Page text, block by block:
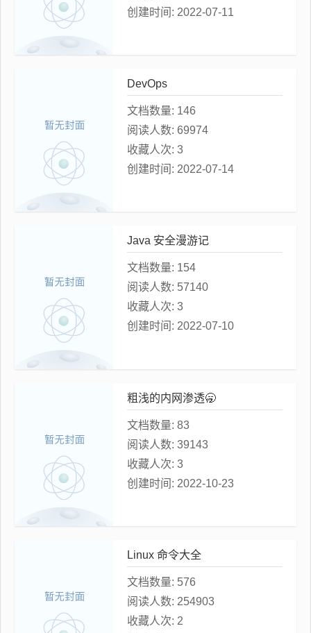
创建时间: 2022-07-11
DevOps
文档数量: 146
阅读人数: 69974
收藏人次: 3
创建时间: 2022-07-14
Java 安全漫游记
文档数量: 154
阅读人数: 57140
收藏人次: 3
创建时间: 2022-07-10
粗浅的内网渗透🥱
文档数量: 83
阅读人数: 39143
收藏人次: 3
创建时间: 2022-10-23
Linux 命令大全
文档数量: 576
阅读人数: 254903
收藏人次: 2